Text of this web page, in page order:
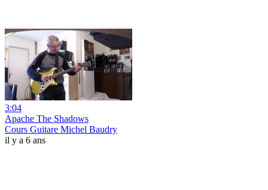
3:04
Apache The Shadows
Cours Guitare Michel Baudry
il y a 6 ans